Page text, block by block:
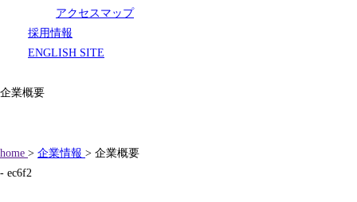
アクセスマップ
採用情報
ENGLISH SITE
企業概要
home > 企業情報 > 企業概要
- ec6f2